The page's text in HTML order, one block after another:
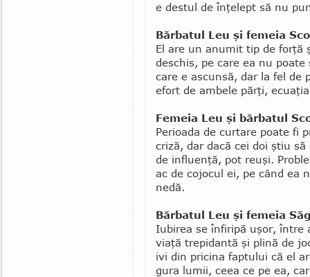
e destul de înţelept să nu
Bărbatul Leu şi femeia
El are un anumit tip de forţă
deschis, pe care ea nu
care e ascunsă, dar la fel de
efort de ambele părţi,
Femeia Leu şi bărbatul
Perioada de curtare poate fi
criză, dar dacă cei doi ştiu
de influenţă, pot reuşi.
ac de cojocul ei, pe când ea
nedă.
Bărbatul Leu şi femeia
Iubirea se înfiripă uşor, între
viaţă trepidantă şi pli­nă de
ivi din pri­cina faptului că el
gura lumii, ceea ce pe ea,